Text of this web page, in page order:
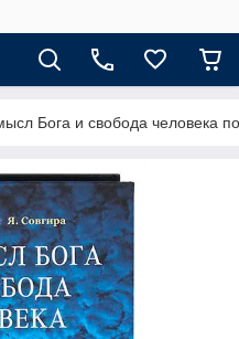
Бога и свобода человека